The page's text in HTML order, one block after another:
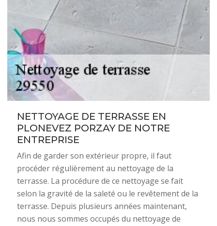
NETTOYAGE DE TERRASSE EN
PLONEVEZ PORZAY DE NOTRE
ENTREPRISE
Afin de garder son extérieur propre, il faut
procéder régulièrement au nettoyage de la
terrasse. La procédure de ce nettoyage se fait
selon la gravité de la saleté ou le revêtement de la
terrasse. Depuis plusieurs années maintenant,
nous nous sommes occupés du nettoyage de